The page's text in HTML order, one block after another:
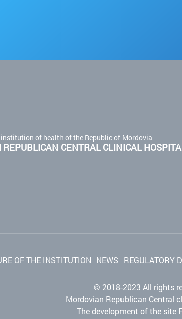
of health of the Republic of Mordovia
REPUBLICAN CENTRAL CLINICAL
OF THE INSTITUTION NEWS REGULATORY
© 2018-2023 All rights
Mordovian Republican Central
The development of the site